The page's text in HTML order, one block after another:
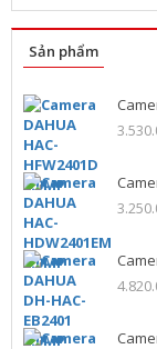
Sản phẩm